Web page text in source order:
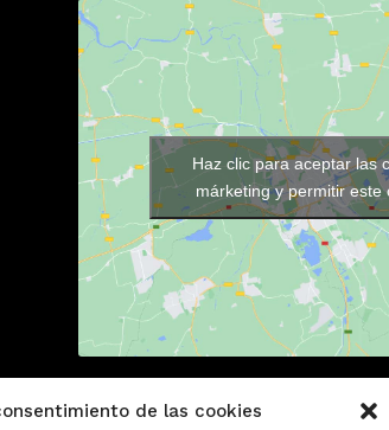
de las cookies
Haz clic para aceptar las
márketing y permitir este